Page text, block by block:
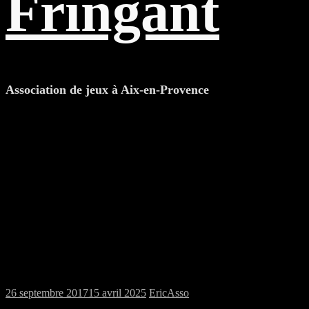
Association de jeux à Aix-en-Provence
26 septembre 201715 avril 2025 EricAsso